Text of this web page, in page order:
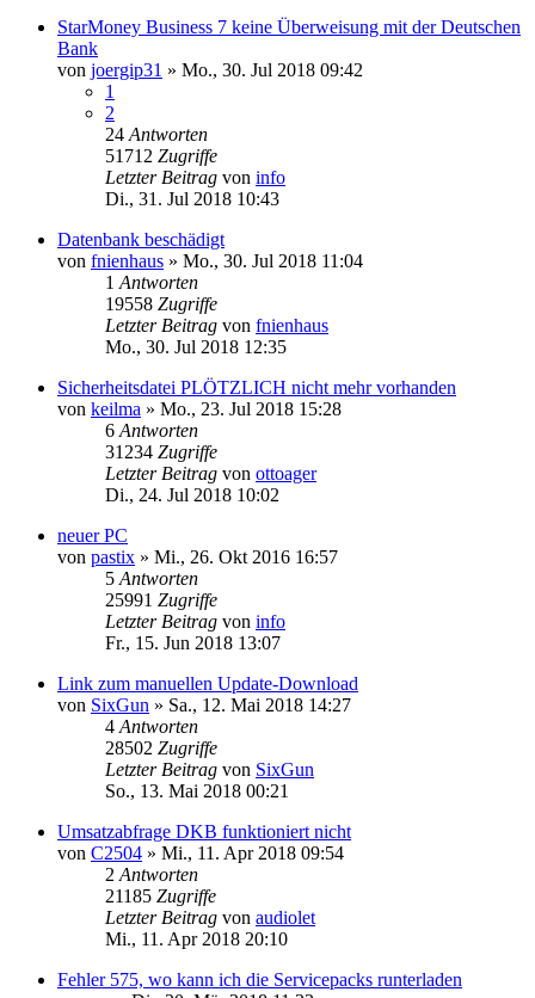
StarMoney Business 7 keine Überweisung mit der Deutschen
Bank
von joergip31 » Mo., 30. Jul 2018 09:42
1
2
24 Antworten
51712 Zugriffe
Letzter Beitrag von info
Di., 31. Jul 2018 10:43
Datenbank beschädigt
von fnienhaus » Mo., 30. Jul 2018 11:04
1 Antworten
19558 Zugriffe
Letzter Beitrag von fnienhaus
Mo., 30. Jul 2018 12:35
Sicherheitsdatei PLÖTZLICH nicht mehr vorhanden
von keilma » Mo., 23. Jul 2018 15:28
6 Antworten
31234 Zugriffe
Letzter Beitrag von ottoager
Di., 24. Jul 2018 10:02
neuer PC
von pastix » Mi., 26. Okt 2016 16:57
5 Antworten
25991 Zugriffe
Letzter Beitrag von info
Fr., 15. Jun 2018 13:07
Link zum manuellen Update-Download
von SixGun » Sa., 12. Mai 2018 14:27
4 Antworten
28502 Zugriffe
Letzter Beitrag von SixGun
So., 13. Mai 2018 00:21
Umsatzabfrage DKB funktioniert nicht
von C2504 » Mi., 11. Apr 2018 09:54
2 Antworten
21185 Zugriffe
Letzter Beitrag von audiolet
Mi., 11. Apr 2018 20:10
Fehler 575, wo kann ich die Servicepacks runterladen